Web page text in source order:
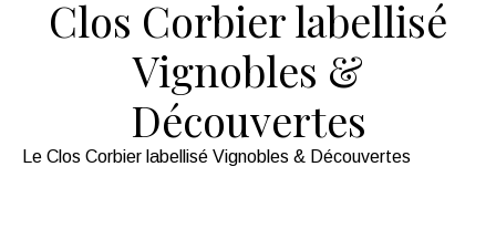
Clos Corbier labellisé
Vignobles &
Découvertes
Le Clos Corbier labellisé Vignobles & Découvertes